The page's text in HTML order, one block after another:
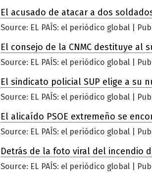
El acusado de atacar a dos
Source: EL PAÍS: el periódico global
El consejo de la CNMC destituye
Source: EL PAÍS: el periódico global
El sindicato policial SUP elige a su
Source: EL PAÍS: el periódico global
El alicaído PSOE extremeño se
Source: EL PAÍS: el periódico global
Detrás de la foto viral del incendio
Source: EL PAÍS: el periódico global